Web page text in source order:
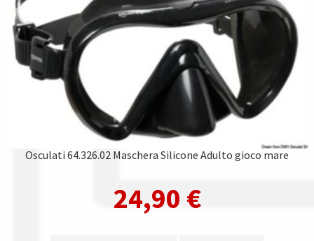
Osculati 64.326.02 Maschera Silicone Adulto gioco mare
24,90 €